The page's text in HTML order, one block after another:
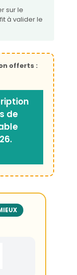
sur le
à valider le
offerts :
de